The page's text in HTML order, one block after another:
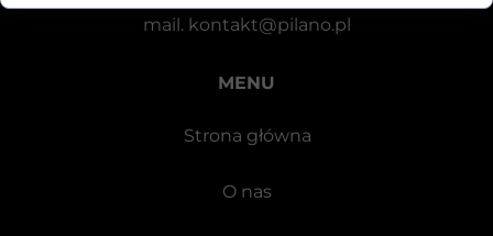
MENU
Strona główna
O nas
mail. kontakt@pilano.pl